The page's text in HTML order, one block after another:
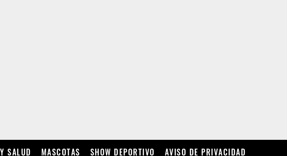
SALUD MASCOTAS SHOW DEPORTIVO AVISO DE PRIVACIDAD